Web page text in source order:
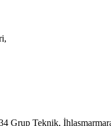
Grup Teknik,